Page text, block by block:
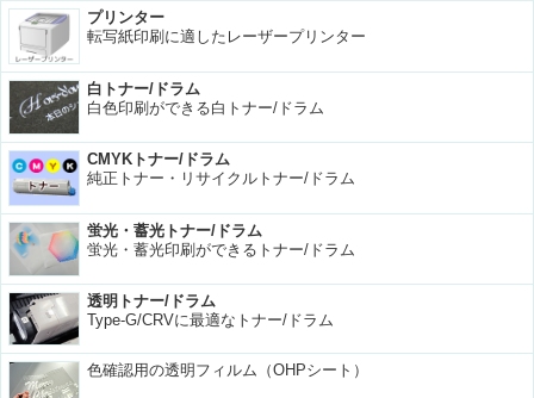
プリンター
転写紙印刷に適したレーザープリンター
白トナー/ドラム
白色印刷ができる白トナー/ドラム
CMYKトナー/ドラム
純正トナー・リサイクルトナー/ドラム
蛍光・蓄光トナー/ドラム
蛍光・蓄光印刷ができるトナー/ドラム
透明トナー/ドラム
Type-G/CRVに最適なトナー/ドラム
色確認用の透明フィルム（OHPシート）